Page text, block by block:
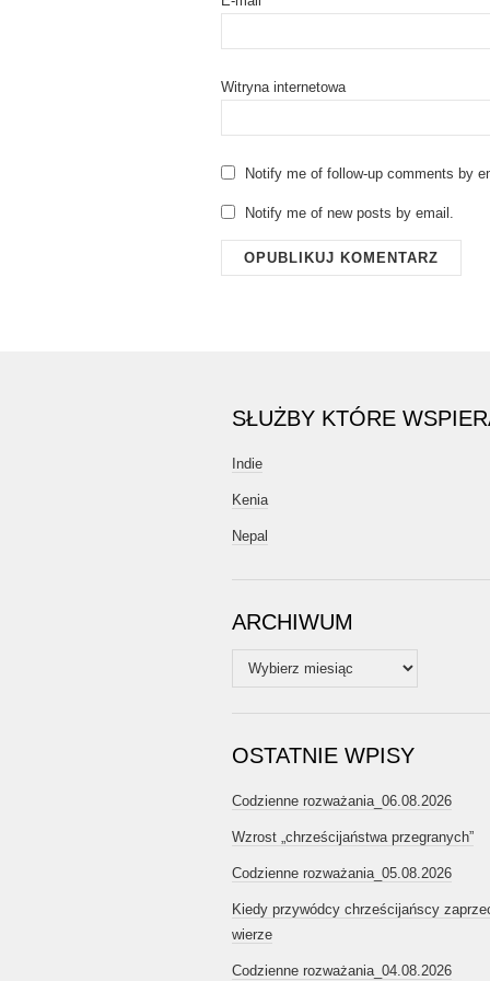
Witryna internetowa
Notify me of follow-up comments by
Notify me of new posts by email.
SŁUŻBY KTÓRE
Indie
Kenia
Nepal
ARCHIWUM
Archiwum
OSTATNIE WPISY
Codzienne rozważania_06.08.2026
Wzrost „chrześcijaństwa przegranych”
Codzienne rozważania_05.08.2026
Kiedy przywódcy chrześcijańscy
wierze
Codzienne rozważania_04.08.2026